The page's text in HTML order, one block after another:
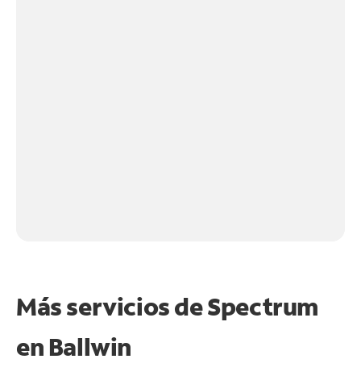
Más servicios de Spectrum
en Ballwin